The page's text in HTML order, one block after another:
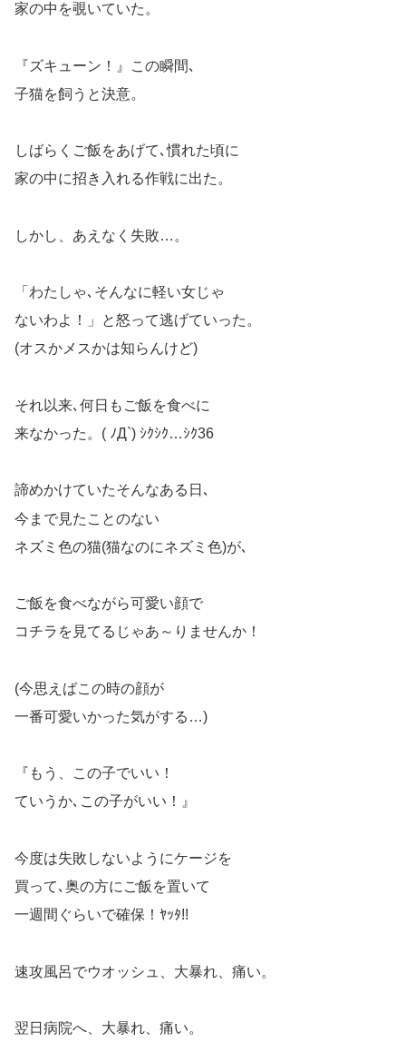
家の中を覗いていた。
『ズキューン！』この瞬間､
子猫を飼うと決意。
しばらくご飯をあげて､慣れた頃に
家の中に招き入れる作戦に出た。
しかし、あえなく失敗…。
「わたしゃ､そんなに軽い女じゃ
ないわよ！」と怒って逃げていった。
(オスかメスかは知らんけど)
それ以来､何日もご飯を食べに
来なかった。( ﾉД`) ｼｸｼｸ…ｼｸ36
諦めかけていたそんなある日､
今まで見たことのない
ネズミ色の猫(猫なのにネズミ色)が､
ご飯を食べながら可愛い顔で
コチラを見てるじゃあ～りませんか！
(今思えばこの時の顔が
一番可愛いかった気がする…)
『もう、この子でいい！
ていうか､この子がいい！』
今度は失敗しないようにケージを
買って､奥の方にご飯を置いて
一週間ぐらいで確保！ﾔｯﾀ!!
速攻風呂でウオッシュ、大暴れ、痛い。
翌日病院へ、大暴れ、痛い。